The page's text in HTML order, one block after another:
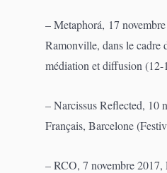
– Metaphorá, 17
Ramonville, dans le cadre
médiation et diffusion (12-
– Narcissus Reflected, 10
Français, Barcelone
– RCO, 7 novembre